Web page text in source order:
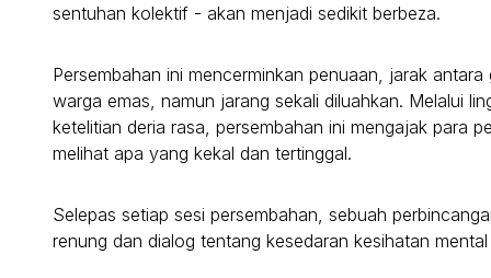
sentuhan kolektif - akan menjadi sedikit berbeza.
Persembahan ini mencerminkan penuaan, jarak
warga emas, namun jarang sekali diluahkan. Melalui
ketelitian deria rasa, persembahan ini mengajak para
melihat apa yang kekal dan tertinggal.
Selepas setiap sesi persembahan, sebuah
renung dan dialog tentang kesedaran kesihatan